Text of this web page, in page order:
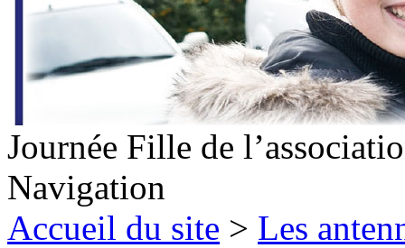
Journée Fille de
Navigation
Accueil du site > Les